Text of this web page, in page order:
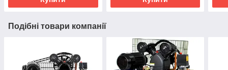
Подібні товари компанії